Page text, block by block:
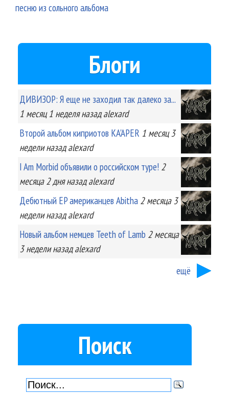
песню из сольного альбома
Блоги
ДИВИЗОР: Я еще не заходил так далеко за...
1 месяц 1 неделяназад alexard
Второй альбом киприотов KA'APER 1 месяц 3
неделиназад alexard
I Am Morbid объявили о российском туре! 2
месяца 2 дняназад alexard
Дебютный EP американцев Abitha 2 месяца 3
неделиназад alexard
Новый альбом немцев Teeth of Lamb 2 месяца
3 неделиназад alexard
ещё
Поиск